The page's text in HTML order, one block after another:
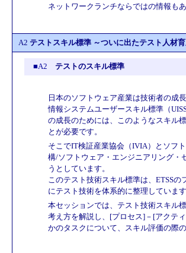
ネットワークランチならではの情報も
A2 テストスキル標準 ～ついに出たテスト人材
■A2 テストのスキル標準
日本のソフトウェア産業は技術者の成
情報システムユーザースキル標準（
の成長のためには、このようなスキル
とが必要です。
そこでIT検証産業協会（IVIA）とソフ
構/ソフトウェア・エンジニアリング・
うとしています。
このテスト技術スキル標準は、ETSS
にテスト技術を体系的に整理しています
本セッションでは、テスト技術スキル
考え方を解説し、[プロセス]－[アクテ
かのタスクについて、スキル評価の際